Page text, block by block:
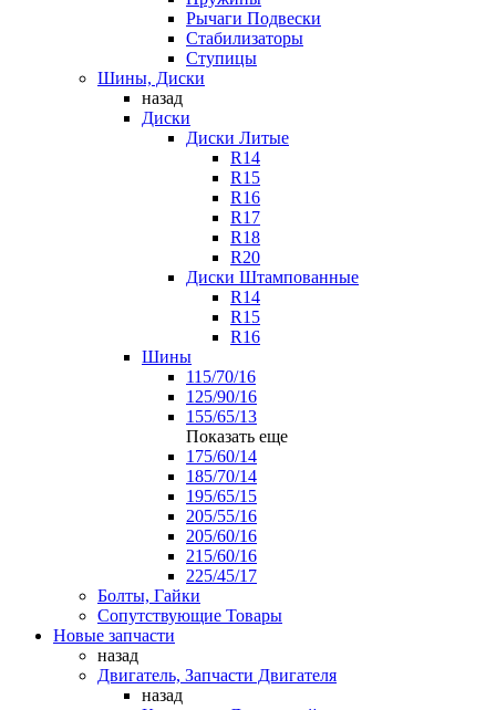
Рычаги Подвески
Стабилизаторы
Ступицы
Шины, Диски
назад
Диски
Диски Литые
R14
R15
R16
R17
R18
R20
Диски Штампованные
R14
R15
R16
Шины
115/70/16
125/90/16
155/65/13
Показать еще
175/60/14
185/70/14
195/65/15
205/55/16
205/60/16
215/60/16
225/45/17
Болты, Гайки
Сопутствующие Товары
Новые запчасти
назад
Двигатель, Запчасти Двигателя
назад